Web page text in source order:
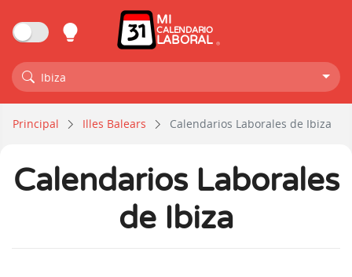
MI
CALENDARIO
LABORAL
Ibiza
Principal Illes Balears Calendarios Laborales de Ibiza
Calendarios Laborales
de Ibiza